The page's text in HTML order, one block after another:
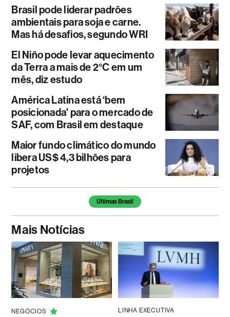
Brasil pode liderar padrões
ambientais para soja e carne.
Mas há desafios, segundo WRI
El Niño pode levar aquecimento
da Terra a mais de 2°C em um
mês, diz estudo
América Latina está ‘bem
posicionada' para o mercado de
SAF, com Brasil em destaque
Maior fundo climático do mundo
libera US$ 4,3 bilhões para
projetos
Temas deste artigo Últimas Brasil
Mais Notícias
NEGÓCIOS LINHA EXECUTIVA